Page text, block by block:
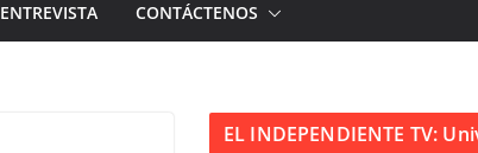
ENTREVISTA CONTÁCTENOS
EL INDEPENDIENTE TV: